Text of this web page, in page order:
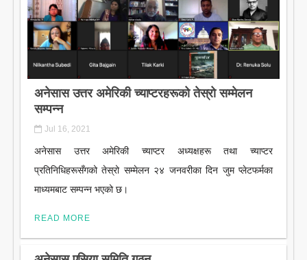
अनेसास उत्तर अमेरिकी च्याप्टरहरूको तेस्रो सम्मेलन
सम्पन्न
Jul 16, 2021
अनेसास उत्तर अमेरिकी च्याप्टर अध्यक्षहरू तथा च्याप्टर
प्रतिनिधिहरूसँगको तेस्रो सम्मेलन २४ जनवरीका दिन जुम प्लेटफर्मका
माध्यमबाट सम्पन्न भएको छ।
READ MORE